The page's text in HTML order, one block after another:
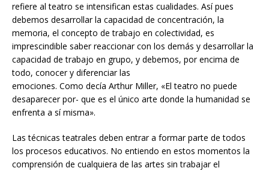
refiere al teatro se intensifican estas cualidades. Así pues
debemos desarrollar la capacidad de concentración, la
memoria, el concepto de trabajo en colectividad, es
imprescindible saber reaccionar con los demás y desarrollar la
capacidad de trabajo en grupo, y debemos, por encima de
todo, conocer y diferenciar las
emociones. Como decía Arthur Miller, «El teatro no puede
desaparecer por- que es el único arte donde la humanidad se
enfrenta a sí misma».
Las técnicas teatrales deben entrar a formar parte de todos
los procesos educativos. No entiendo en estos momentos la
comprensión de cualquiera de las artes sin trabajar el